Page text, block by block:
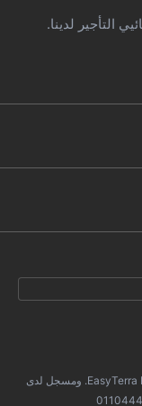
التأجير لدينا.
هذا الموقع الإلكتروني مملوك ومدار من قبل شركة EasyTerra B.V. ومسجل لدى